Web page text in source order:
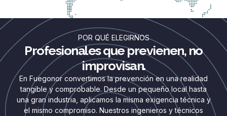
POR QUÉ ELEGIRNOS
Profesionales que previenen, no
improvisan.
En Fuegonor convertimos la prevención en una realidad
tangible y comprobable. Desde un pequeño local hasta
una gran industria, aplicamos la misma exigencia técnica y
el mismo compromiso. Nuestros ingenieros y técnicos